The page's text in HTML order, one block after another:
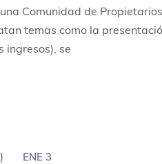
Comunidad de
temas como la
ingresos), se
) ENE 3